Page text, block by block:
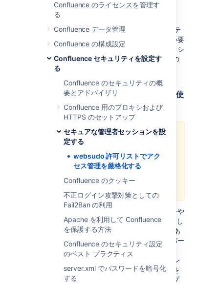
Confluence のライセンスを管理す
る
Confluence データ管理
Confluence の構成設定
Confluence セキュリティを設定す
る
Confluence のセキュリティの概
要とアドバイザリ
Confluence 用のプロキシおよび
HTTPS のセットアップ
セキュアな管理者セッションを設
定する
websudo 許可リストでアク
セス管理を厳格化する
Confluence のクッキー
不正ログイン攻撃対策としての
Fail2Ban の利用
Apache を利用して Confluence
を保護する方法
Confluence のセキュリティ設定
のベスト プラクティス
server.xml でパスワードを暗号化
する
始める前に
websudo 許可リストを有効にする前に、システ
正しく動作するようにセットアップする必要
があります。問題の発生を防ぐには、次のセクシ
ョンを読んで、ベスト プラクティスやその他の
役立つ情報をご確認ください。
リバース プロキシまたはゲートウェイを使
用する
Confluence Data Center がクライ
アント IP アドレスを正確に識別で
きるようにするには、Confluence
インスタンスの前に位置するリバー
使用する必要があります。
インターネットからの接続を処理するサーバーや
サービスには、HTTP リクエストのヘッダーとし
てクライアントの IP アドレスを含める必要があ
ります。その後、このヘッダーは内部のサーバー
やノードに転送されて処理されます。
既定では、この機能にクライアントの IP アドレ
スのソースとして X-Forwarded-For ヘッダーを
使用します。このタスクを処理するリバース プ